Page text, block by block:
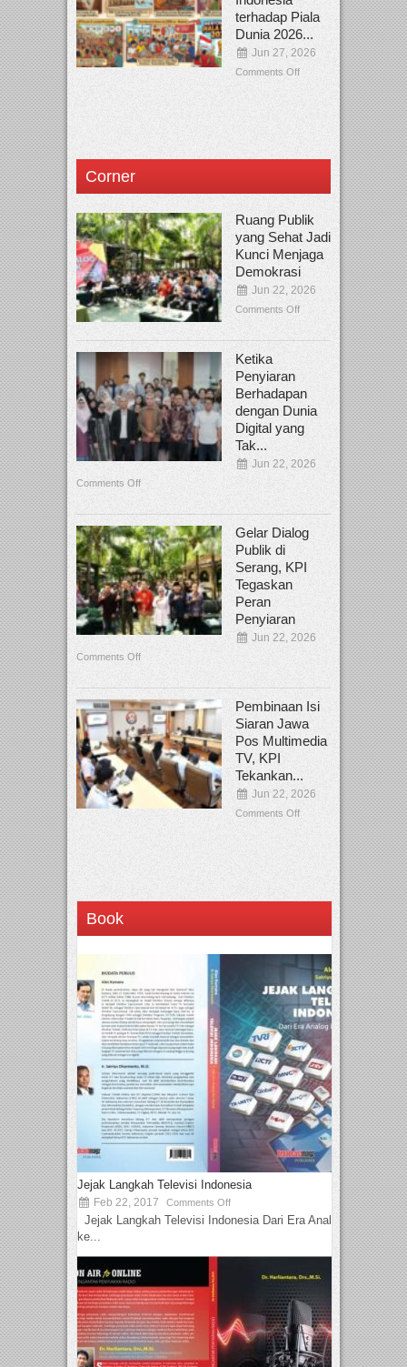
terhadap Piala
Dunia 2026...
Jun 27, 2026
Comments Off
Corner
Ruang Publik
yang Sehat Jadi
Kunci Menjaga
Demokrasi
Jun 22, 2026
Comments Off
Ketika
Penyiaran
Berhadapan
dengan Dunia
Digital yang
Tak...
Jun 22, 2026
Comments Off
Gelar Dialog
Publik di
Serang, KPI
Tegaskan
Peran
Penyiaran
Jun 22, 2026
Comments Off
Pembinaan Isi
Siaran Jawa
Pos Multimedia
TV, KPI
Tekankan...
Jun 22, 2026
Comments Off
Book
Jejak Langkah Televisi Indonesia
Feb 22, 2017 Comments Off
Jejak Langkah Televisi Indonesia Dari Era Analog
ke...